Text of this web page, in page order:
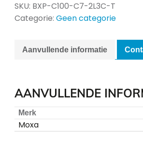
SKU: BXP-C100-C7-2L3C-T
Categorie: Geen categorie
Aanvullende informatie
AANVULLENDE
Merk
Moxa